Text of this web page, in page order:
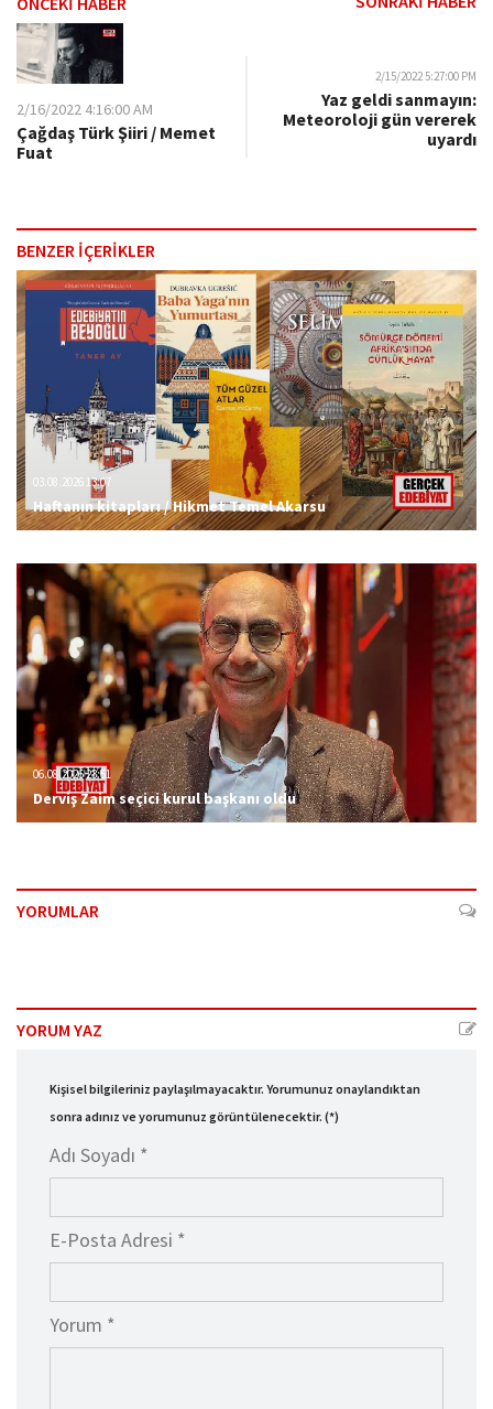
2/16/2022 4:16:00 AM
Çağdaş Türk Şiiri / Memet
Fuat
2/15/2022 5:27:00 PM
Yaz geldi sanmayın:
Meteoroloji gün vererek
uyardı
BENZER İÇERİKLER
03.08.2026 13:07
Haftanın kitapları / Hikmet Temel Akarsu
06.08.2026 23:51
Derviş Zaim seçici kurul başkanı oldu
YORUMLAR
YORUM YAZ
Kişisel bilgileriniz paylaşılmayacaktır. Yorumunuz onaylandıktan
sonra adınız ve yorumunuz görüntülenecektir. (*)
Adı Soyadı *
E-Posta Adresi *
Yorum *